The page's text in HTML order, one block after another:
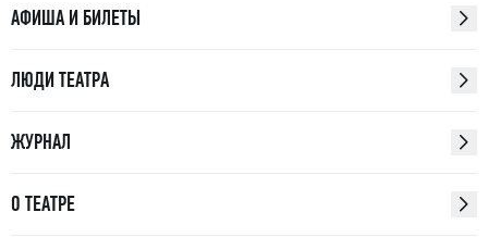
АФИША И БИЛЕТЫ
ЛЮДИ ТЕАТРА
ЖУРНАЛ
О ТЕАТРЕ